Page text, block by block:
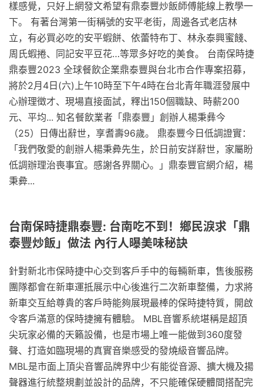
樣感覺，只好上網發文希望有鼎泰豐炒飯師傅能線上教學一
下。 有著台灣第一街稱號的安平老街，周邊各式老店林
立，有必買必吃的安平蝦餅、依蕾特布丁、林永泰興蜜餞、
周氏蝦捲、同記安平豆花…等眾多好吃的美食。 台南保時捷
鼎泰豐2023 全球餐飲企業鼎泰豐與台北市合作專案招募，
將於2月4日(六)上午10時至下午4時在台北青年職涯發展中
心辦理徵才、現場直接面試，釋出150個職缺、時薪200
元、平均... 知名餐飲業者「鼎泰豐」創辦人楊秉彝今
（25）日傳出辭世，享耆壽96歲。 鼎泰豐今日低調證實：
「我們敬愛的創辦人楊秉彜先生，於日前安詳辭世，家屬盼
低調辦理治喪事宜。感謝各界關心。」鼎泰豐官網介紹，楊
秉彜...
台南保時捷鼎泰豐: 台南吃不到！鄉民淚求「鼎
泰豐炒飯」做法 內行人曝美味秘訣
針對新北市保時捷中心交到客戶手中的每輛新車，售後服務
團隊都會在新車運抵展示中心後進行二次新車整備，力求將
新車交互給尊貴的客戶時能夠展現最棒的保時捷特質，開啟
令客戶滿意的保時捷擁有體驗。 MBL音響系統堪稱是超頂
尖玩家必備的天籟設備，也是市場上唯一能做到360度發
聲、打造如臨現場的真實音樂感受的發燒級音響品牌。
MBL是市面上頂尖音響品牌界中少有能從音源、擴大機及揚
聲器進行統整規劃並設計的品牌，不只能確保硬體間搭配完